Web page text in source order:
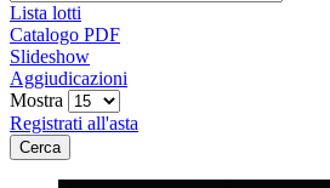
Lista lotti
Catalogo PDF
Slideshow
Aggiudicazioni
Mostra
Registrati all'asta